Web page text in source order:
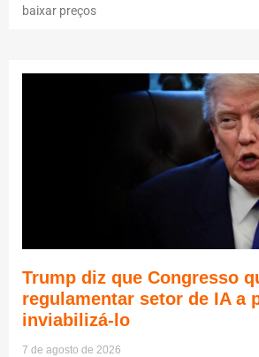
baixar preços
Trump diz que Congresso
regulamentar setor de IA a
inviabilizá-lo
7 de agosto de 2026